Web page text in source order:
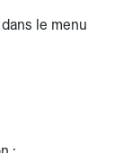
dans le menu